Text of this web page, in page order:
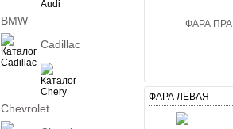
ФАРА ЛЕВАЯ
BMW
Cadillac
Chevrolet